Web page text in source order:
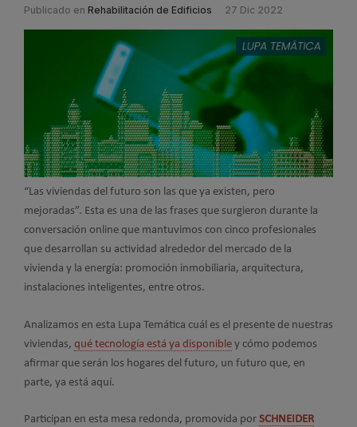
Publicado en Rehabilitación de Edificios 27 Dic 2022
“Las viviendas del futuro son las que ya existen, pero
mejoradas”. Esta es una de las frases que surgieron durante la
conversación online que mantuvimos con cinco profesionales
que desarrollan su actividad alrededor del mercado de la
vivienda y la energía: promoción inmobiliaria, arquitectura,
instalaciones inteligentes, entre otros.
Analizamos en esta Lupa Temática cuál es el presente de nuestras
viviendas, qué tecnología está ya disponible y cómo podemos
afirmar que serán los hogares del futuro, un futuro que, en
parte, ya está aquí.
Participan en esta mesa redonda, promovida por SCHNEIDER